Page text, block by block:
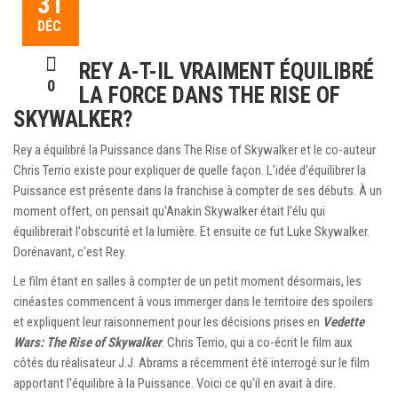
DÉC
0
REY A-T-IL VRAIMENT ÉQUILIBRÉ
LA FORCE DANS THE RISE OF
SKYWALKER?
Rey a équilibré la Puissance dans The Rise of Skywalker et le co-auteur
Chris Terrio existe pour expliquer de quelle façon. L'idée d'équilibrer la
Puissance est présente dans la franchise à compter de ses débuts. À un
moment offert, on pensait qu'Anakin Skywalker était l'élu qui
équilibrerait l'obscurité et la lumière. Et ensuite ce fut Luke Skywalker.
Dorénavant, c'est Rey.
Le film étant en salles à compter de un petit moment désormais, les
cinéastes commencent à vous immerger dans le territoire des spoilers
et expliquent leur raisonnement pour les décisions prises en Vedette
Wars: The Rise of Skywalker. Chris Terrio, qui a co-écrit le film aux
côtés du réalisateur J.J. Abrams a récemment été interrogé sur le film
apportant l'équilibre à la Puissance. Voici ce qu'il en avait à dire.